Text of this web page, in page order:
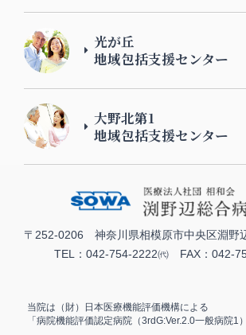
光が丘
地域包括支援センター
大野北第1
地域包括支援センター
〒252-0206 神奈川県相模原市中央区淵野
TEL：042-754-2222㈹ FAX：042-
当院は（財）日本医療機能評価機構による
「病院機能評価認定病院（3rdG:Ver.2.0一般病院1